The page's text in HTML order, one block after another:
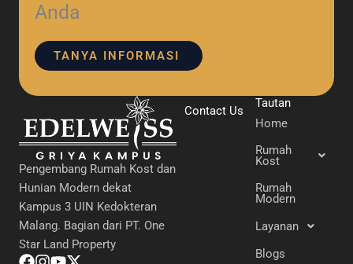
Anda
TANYA INFORMASI
Pengembang Rumah Kost dan
Hunian Modern dekat
Kampus 3 UIN Kedokteran
Malang. Bagian dari PT. One
Star Land Property
Contact Us
Tautan
Home
Rumah
Kost
Rumah
Modern
Layanan
Blogs